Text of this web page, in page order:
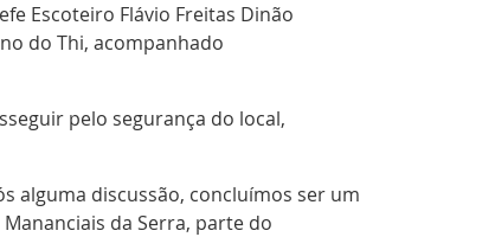
Escoteiro Flávio Freitas Dinão
do Thi, acompanhado
pelo segurança do local,
alguma discussão, concluímos ser um
da Serra, parte do